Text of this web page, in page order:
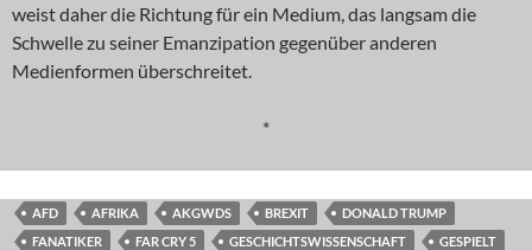
weist daher die Richtung für ein Medium, das langsam die
Schwelle zu seiner Emanzipation gegenüber anderen
Medienformen überschreitet.
*
AFD AFRIKA AKGWDS BREXIT
DONALD TRUMP
FANATIKER
FAR CRY 5 GESCHICHTSWISSENSCHAFT
GESPIELT